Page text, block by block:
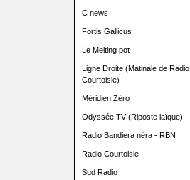
C news
Fortis Gallicus
Le Melting pot
Ligne Droite (Matinale de Radio
Courtoisie)
Méridien Zéro
Odyssée TV (Riposte laïque)
Radio Bandiera néra - RBN
Radio Courtoisie
Sud Radio